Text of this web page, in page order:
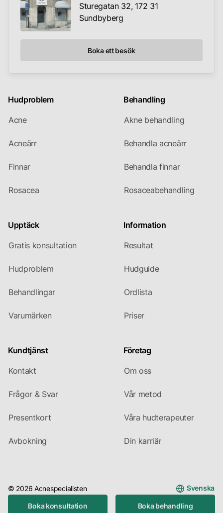
Sturegatan 32, 172 31
Sundbyberg
Boka ett besök
Hudproblem
Acne
Acneärr
Finnar
Rosacea
Behandling
Akne behandling
Behandla acneärr
Behandla finnar
Rosaceabehandling
Upptäck
Gratis konsultation
Hudproblem
Behandlingar
Varumärken
Information
Resultat
Hudguide
Ordlista
Priser
Kundtjänst
Kontakt
Frågor & Svar
Presentkort
Avbokning
Företag
Om oss
Vår metod
Våra hudterapeuter
Din karriär
© 2026 Acnespecialisten Svenska
Boka konsultation Boka behandling